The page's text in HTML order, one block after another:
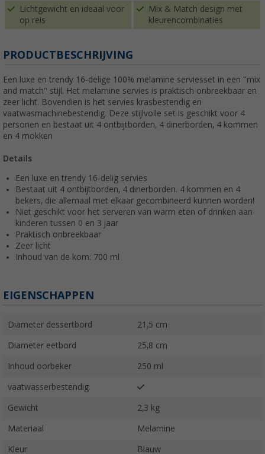
Lichtgewicht en ideaal voor
op reis
Mix & Match design met
kleurencombinaties
PRODUCTBESCHRIJVING
Een luxe en trendy 16-delige 100% melamine serviesset in een ''mix
and match'' stijl. Het melamine servies is praktisch onbreekbaar en
zeer licht. Bovendien is het servies krasbestendig en
vaatwasmachinebestendig. Deze stijlvolle set is geschikt voor 4
personen en bestaat uit 4 ontbijtborden, 4 dinerborden, 4 kommen
en 4 mokken
Details
Een luxe en trendy 16-delig servies
Bestaat uit 4 ontbijtborden, 4 dinerborden. 4 kommen en 4
bekers, die allemaal met elkaar gecombineerd kunnen worden!
Niet geschikt voor het serveren van warm eten of drinken aan
kinderen tussen 0 en 3 jaar
Praktisch onbreekbaar
Zeer licht
Inhoud van de kom: 700 ml
EIGENSCHAPPEN
Diameter dessertbord 21,5 cm
Diameter eetbord 25,8 cm
Inhoud oorbeker 250 ml
vaatwasserbestendig
Gewicht 2,3 kg
Materiaal Melamine
Kleur Blauw